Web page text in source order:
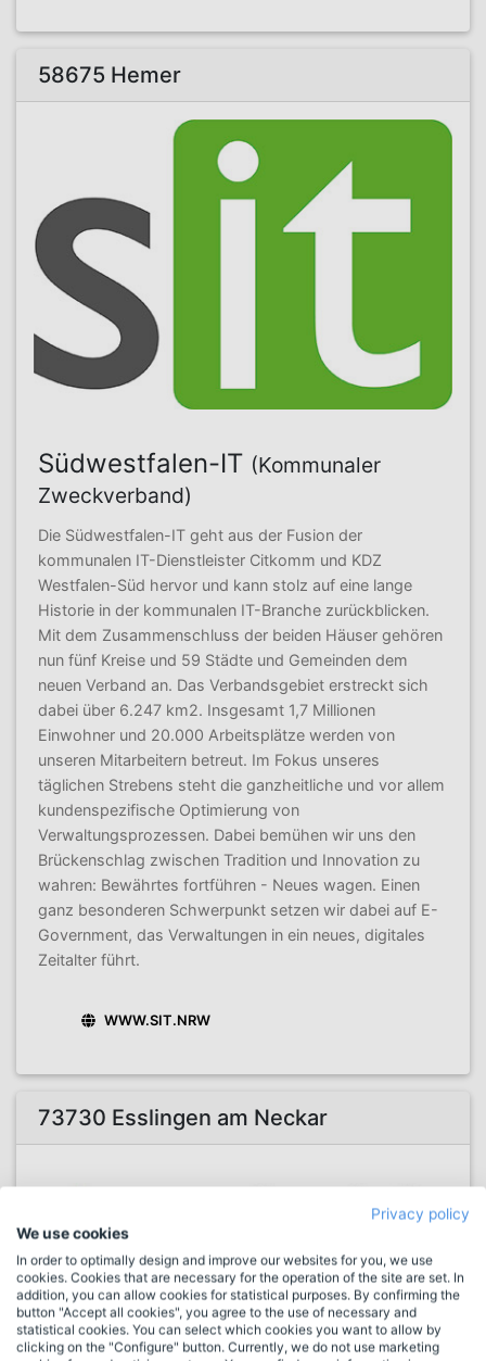
58675 Hemer
Südwestfalen-IT (Kommunaler
Zweckverband)
Die Südwestfalen-IT geht aus der Fusion der
kommunalen IT-Dienstleister Citkomm und KDZ
Westfalen-Süd hervor und kann stolz auf eine lange
Historie in der kommunalen IT-Branche zurückblicken.
Mit dem Zusammenschluss der beiden Häuser gehören
nun fünf Kreise und 59 Städte und Gemeinden dem
neuen Verband an. Das Verbandsgebiet erstreckt sich
dabei über 6.247 km2. Insgesamt 1,7 Millionen
Einwohner und 20.000 Arbeitsplätze werden von
unseren Mitarbeitern betreut. Im Fokus unseres
täglichen Strebens steht die ganzheitliche und vor allem
kundenspezifische Optimierung von
Verwaltungsprozessen. Dabei bemühen wir uns den
Brückenschlag zwischen Tradition und Innovation zu
wahren: Bewährtes fortführen - Neues wagen. Einen
ganz besonderen Schwerpunkt setzen wir dabei auf E-
Government, das Verwaltungen in ein neues, digitales
Zeitalter führt.
WWW.SIT.NRW
73730 Esslingen am Neckar
Hellmer & Triantafyllou
Computer-Systeme GmbH
Privacy policy
We use cookies
In order to optimally design and improve our websites for you, we use
cookies. Cookies that are necessary for the operation of the site are set. In
addition, you can allow cookies for statistical purposes. By confirming the
button "Accept all cookies", you agree to the use of necessary and
statistical cookies. You can select which cookies you want to allow by
clicking on the "Configure" button. Currently, we do not use marketing